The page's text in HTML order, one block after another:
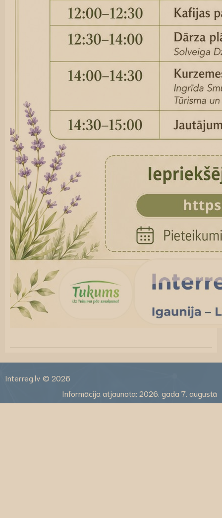
Interreg.lv © 2026
Informācija atjaunota: 2026. gada 7. augustā